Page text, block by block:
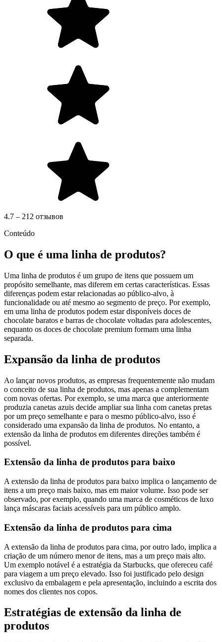
4.7 – 212 отзывов
Conteúdo
O que é uma linha de produtos?
Uma linha de produtos é um grupo de itens que possuem um
propósito semelhante, mas diferem em certas características. Essas
diferenças podem estar relacionadas ao público-alvo, à
funcionalidade ou até mesmo ao segmento de preço. Por exemplo,
em uma linha de produtos podem estar disponíveis doces de
chocolate baratos e barras de chocolate voltadas para adolescentes,
enquanto os doces de chocolate premium formam uma linha
separada.
Expansão da linha de produtos
Ao lançar novos produtos, as empresas frequentemente não mudam
o conceito de sua linha de produtos, mas apenas a complementam
com novas ofertas. Por exemplo, se uma marca que anteriormente
produzia canetas azuis decide ampliar sua linha com canetas pretas
por um preço semelhante e para o mesmo público-alvo, isso é
considerado uma expansão da linha de produtos. No entanto, a
extensão da linha de produtos em diferentes direções também é
possível.
Extensão da linha de produtos para baixo
A extensão da linha de produtos para baixo implica o lançamento de
itens a um preço mais baixo, mas em maior volume. Isso pode ser
observado, por exemplo, quando uma marca de cosméticos de luxo
lança máscaras faciais acessíveis para um público amplo.
Extensão da linha de produtos para cima
A extensão da linha de produtos para cima, por outro lado, implica a
criação de um número menor de itens, mas a um preço mais alto.
Um exemplo notável é a estratégia da Starbucks, que ofereceu café
para viagem a um preço elevado. Isso foi justificado pelo design
exclusivo da embalagem e pela apresentação, incluindo a escrita dos
nomes dos clientes nos copos.
Estratégias de extensão da linha de
produtos